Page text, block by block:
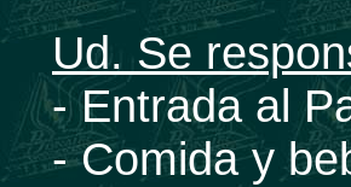
Ud. Se
- Entrada al
- Comida y